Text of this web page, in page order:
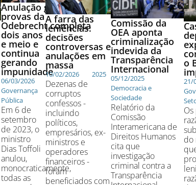
Anulação geral de
provas da
Odebrecht completa
dois anos
e meio e
continua
gerando
impunidade
06/03/2026
Governança
Pública
Em 6 de
setembro
de 2023, o
ministro
Dias Toffoli
anulou,
monocraticamente,
todas as
A farra das
leniências:
decisões
controversas e
anulações em
massa
10/02/2026 2025
Dezenas de
corruptos
confessos -
incluindo
políticos,
empresários, ex-
ministros e
operadores
financeiros -
foram
beneficiados com
Comissão da
OEA aponta
criminalização
indevida da
Transparência
Internacional
05/12/2025
Democracia e
Sociedade
Relatório da
Comissão
Interamericana de
Direitos Humanos
cita que
investigação
criminal contra a
Transparência
o
21/
do